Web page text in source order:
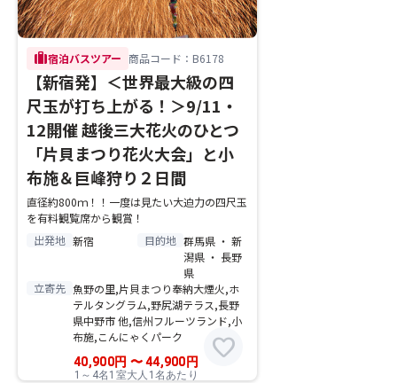
trip宿泊バスツアー 商品コード：B6178
【新宿発】＜世界最大級の四
尺玉が打ち上がる！＞9/11・
12開催 越後三大花火のひとつ
「片貝まつり花火大会」と小
布施＆巨峰狩り２日間
直径約800ｍ！！一度は見たい大迫力の四尺玉
を有料観覧席から観賞！
出発地 新宿 目的地 群馬県 ・ 新
潟県 ・ 長野
県
立寄先 魚野の里,片貝まつり奉納大煙火,ホ
テルタングラム,野尻湖テラス,長野
県中野市 他,信州フルーツランド,小
布施,こんにゃくパーク
40,900円 〜44,900 円
1～4名1室大人1名あたり
favorite